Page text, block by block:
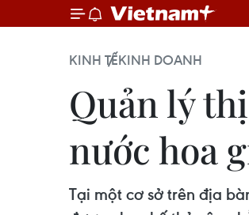
KINH TẾKINH DOANH
Quản lý
nước hoa
Tại một cơ sở trên địa